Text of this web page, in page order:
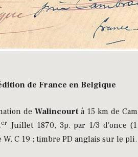
de France en Belgique
de Walincourtà 15 km de
er Juillet 1870, 3p. par 1/3 d'once
C 19 ; timbre PD anglais sur le pli.